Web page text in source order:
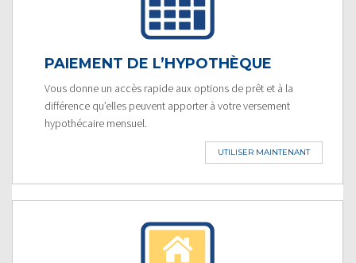
PAIEMENT DE L’HYPOTHÈQUE
Vous donne un accès rapide aux options de prêt et à la
différence qu’elles peuvent apporter à votre versement
hypothécaire mensuel.
UTILISER MAINTENANT